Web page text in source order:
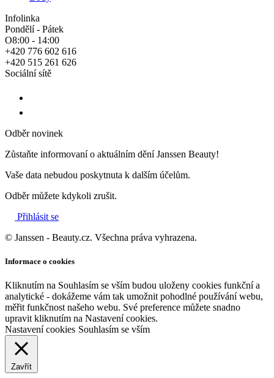
Infolinka
Pondělí - Pátek
O8:00 - 14:00
+420 776 602 616
+420 515 261 626
Sociální sítě
Odběr novinek
Zůstaňte informovaní o aktuálním dění Janssen Beauty!
Vaše data nebudou poskytnuta k dalším účelům.
Odběr můžete kdykoli zrušit.
Přihlásit se
© Janssen - Beauty.cz. Všechna práva vyhrazena.
Informace o cookies
Kliknutím na Souhlasím se vším budou uloženy cookies funkční a
analytické - dokážeme vám tak umožnit pohodlné používání webu,
měřit funkčnost našeho webu. Své preference můžete snadno
upravit kliknutím na Nastavení cookies.
Nastavení cookies Souhlasím se vším
Zavřít